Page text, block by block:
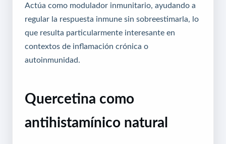
Actúa como modulador inmunitario, ayudando a
regular la respuesta inmune sin sobreestimarla, lo
que resulta particularmente interesante en
contextos de inflamación crónica o
autoinmunidad.
Quercetina como
antihistamínico natural